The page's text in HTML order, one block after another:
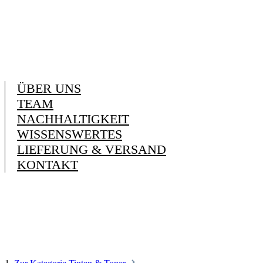
ÜBER UNS
TEAM
NACHHALTIGKEIT
WISSENSWERTES
LIEFERUNG & VERSAND
KONTAKT